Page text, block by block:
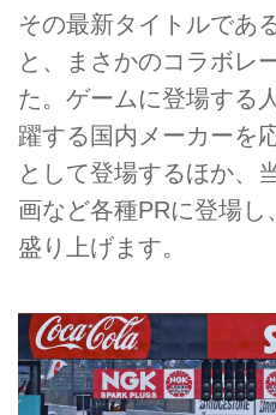
その最新タイトルであ
と、まさかのコラボレ
た。ゲームに登場する
躍する国内メーカーを
として登場するほか、
画など各種PRに登場
盛り上げます。